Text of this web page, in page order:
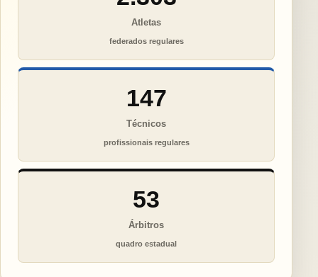
Atletas
federados regulares
147
Técnicos
profissionais regulares
53
Árbitros
quadro estadual